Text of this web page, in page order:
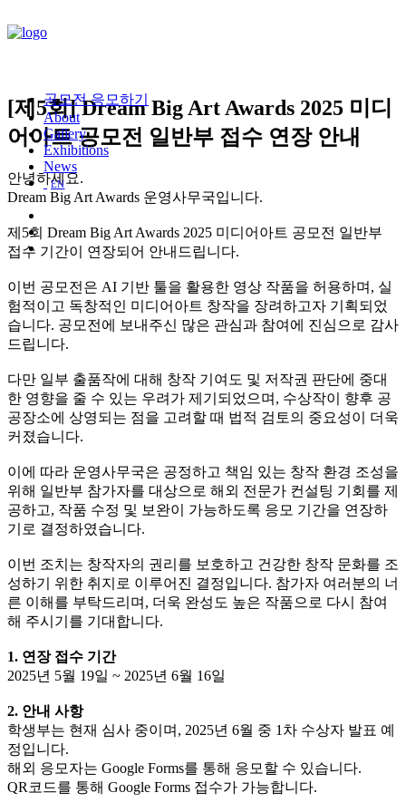
공모전 응모하기
About
Gallery
Exhibitions
News
EN
[제5회] Dream Big Art Awards 2025 미디
어아트 공모전 일반부 접수 연장 안내
안녕하세요.
Dream Big Art Awards 운영사무국입니다.
제5회 Dream Big Art Awards 2025 미디어아트 공모전 일반부
접수 기간이 연장되어 안내드립니다.
이번 공모전은 AI 기반 툴을 활용한 영상 작품을 허용하며, 실
험적이고 독창적인 미디어아트 창작을 장려하고자 기획되었
습니다. 공모전에 보내주신 많은 관심과 참여에 진심으로 감사
드립니다.
다만 일부 출품작에 대해 창작 기여도 및 저작권 판단에 중대
한 영향을 줄 수 있는 우려가 제기되었으며, 수상작이 향후 공
공장소에 상영되는 점을 고려할 때 법적 검토의 중요성이 더욱
커졌습니다.
이에 따라 운영사무국은 공정하고 책임 있는 창작 환경 조성을
위해 일반부 참가자를 대상으로 해외 전문가 컨설팅 기회를 제
공하고, 작품 수정 및 보완이 가능하도록 응모 기간을 연장하
기로 결정하였습니다.
이번 조치는 창작자의 권리를 보호하고 건강한 창작 문화를 조
성하기 위한 취지로 이루어진 결정입니다. 참가자 여러분의 너
른 이해를 부탁드리며, 더욱 완성도 높은 작품으로 다시 참여
해 주시기를 기대합니다.
1. 연장 접수 기간
2025년 5월 19일 ~ 2025년 6월 16일
2. 안내 사항
학생부는 현재 심사 중이며, 2025년 6월 중 1차 수상자 발표 예
정입니다.
해외 응모자는 Google Forms를 통해 응모할 수 있습니다.
QR코드를 통해 Google Forms 접수가 가능합니다.